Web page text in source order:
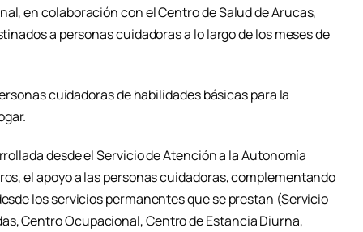
en colaboración con el Centro de Salud de Arucas,
a personas cuidadoras a lo largo de los meses de
cuidadoras de habilidades básicas para la
desde el Servicio de Atención a la Autonomía
el apoyo a las personas cuidadoras, complementando
los servicios permanentes que se prestan (Servicio
Centro Ocupacional, Centro de Estancia Diurna,